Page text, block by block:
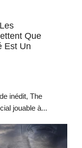
Que
Est Un
inédit, The
jouable à...